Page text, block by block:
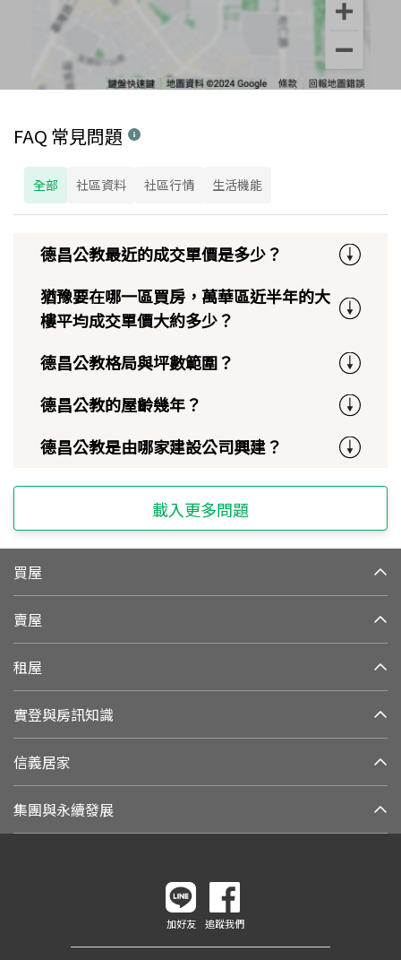
FAQ 常見問題
全部 社區資料 社區行情 生活機能
德昌公教最近的成交單價是多少？
猶豫要在哪一區買房，萬華區近半年的大
樓平均成交單價大約多少？
德昌公教格局與坪數範圍？
德昌公教的屋齡幾年？
德昌公教是由哪家建設公司興建？
載入更多問題
買屋
賣屋
租屋
實登與房訊知識
信義居家
集團與永續發展
加好友 追蹤我們